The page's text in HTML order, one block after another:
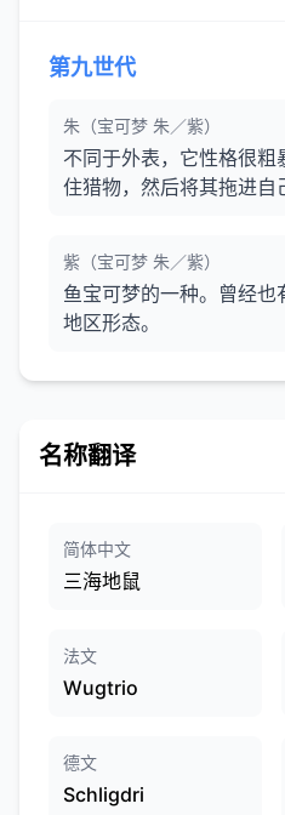
第九世代
朱（宝可梦 朱／紫）
不同于外表，它性格很粗
住猎物，然后将其拖进自
紫（宝可梦 朱／紫）
鱼宝可梦的一种。曾经也
地区形态。
名称翻译
简体中文
三海地鼠
法文
Wugtrio
德文
Schligdri